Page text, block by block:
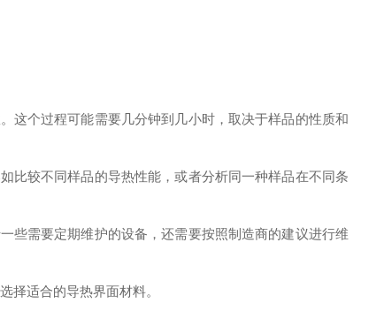
个过程可能需要几分钟到几小时，取决于样品的性质和
较不同样品的导热性能，或者分析同一种样品在不同条
需要定期维护的设备，还需要按照制造商的建议进行维
择适合的导热界面材料。